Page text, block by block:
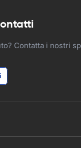
Contatta i nostri